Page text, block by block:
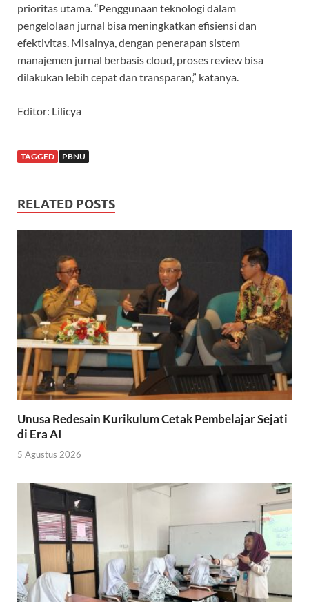
prioritas utama. “Penggunaan teknologi dalam
pengelolaan jurnal bisa meningkatkan efisiensi dan
efektivitas. Misalnya, dengan penerapan sistem
manajemen jurnal berbasis cloud, proses review bisa
dilakukan lebih cepat dan transparan,” katanya.
Editor: Lilicya
TAGGED PBNU
RELATED POSTS
Unusa Redesain Kurikulum Cetak Pembelajar Sejati
di Era AI
5 Agustus 2026